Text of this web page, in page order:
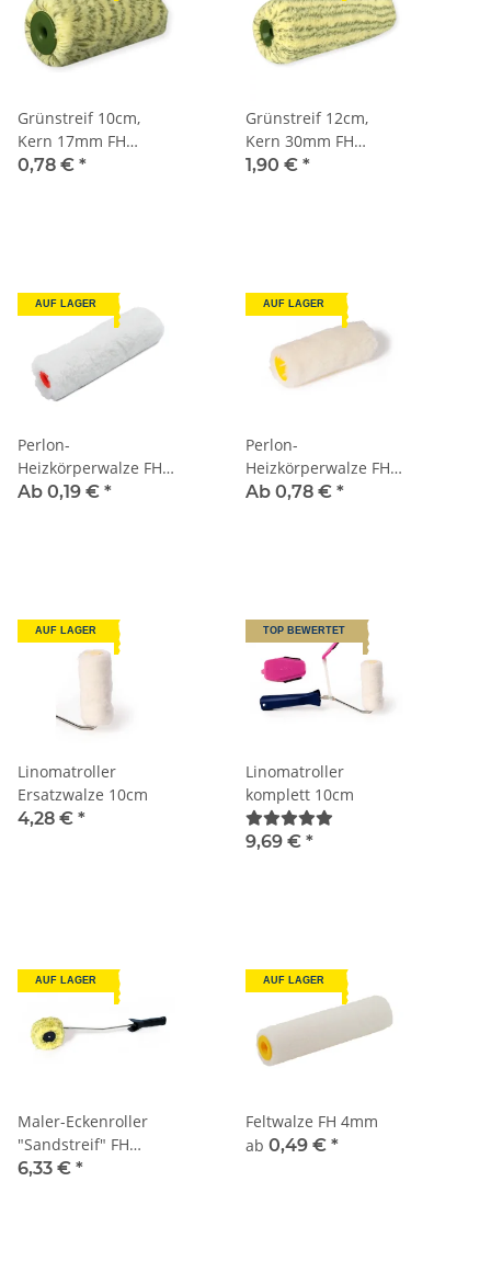
Grünstreif 10cm,
Kern 17mm FH
13mm
0,78 € *
Grünstreif 12cm,
Kern 30mm FH
13mm
1,90 € *
AUF LAGER
Perlon-
Heizkörperwalze FH
11mm
Ab 0,19 € *
AUF LAGER
Perlon-
Heizkörperwalze FH
12mm doppelstark
Ab 0,78 € *
AUF LAGER
Linomatroller
Ersatzwalze 10cm
4,28 € *
TOP BEWERTET
Linomatroller
komplett 10cm
9,69 € *
AUF LAGER
Maler-Eckenroller
"Sandstreif" FH
21mm
6,33 € *
AUF LAGER
Feltwalze FH 4mm
ab 0,49 € *